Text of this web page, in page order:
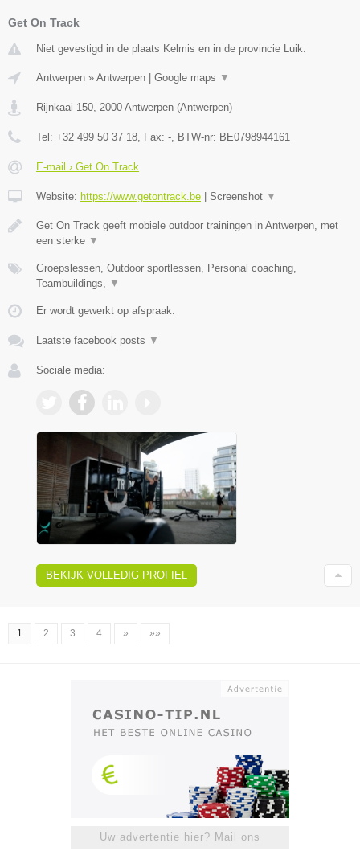
Get On Track
Niet gevestigd in de plaats Kelmis en in de provincie Luik.
Antwerpen » Antwerpen Google maps ▼
Rijnkaai 150, 2000 Antwerpen (Antwerpen)
Tel: +32 499 50 37 18, Fax: -, BTW-nr: BE0798944161
E-mail › Get On Track
Website: https://www.getontrack.be Screenshot ▼
Get On Track geeft mobiele outdoor trainingen in Antwerpen, met
een sterke ▼
Groepslessen, Outdoor sportlessen, Personal coaching,
Teambuildings, ▼
Er wordt gewerkt op afspraak.
Laatste facebook posts ▼
Sociale media:
BEKIJK VOLLEDIG PROFIEL
1 2 3 4 » »»
Uw advertentie hier? Mail ons